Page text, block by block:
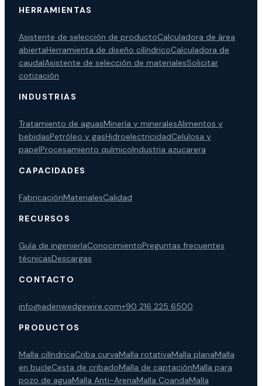
HERRAMIENTAS
Asistente de selección de productoCalculadora de área
abiertaHerramienta de diseño cilíndricoCalculadora de
caudalAsistente de selección de materialesSolicitar
cotización
INDUSTRIAS
Tratamiento de aguasMinería y mineralesAlimentos y
bebidasPetróleo y gasHidroelectricidadCelulosa y
papelProcesamiento químicoIndustria azucarera
CAPACIDADES
FabricaciónMaterialesCalidad
RECURSOS
Guía de ingenieríaConocimientoPreguntas frecuentes
técnicasDescargas
CONTACTO
info@adenwedgewire.com+90 216 225 6500
PRODUCTOS
Malla cilíndricaCriba curvaMalla rotativaMalla planaMalla
en bucleCesta de cribadoMalla de captaciónMalla para
pozo de aguaMalla Anti-ArenaMalla CoandaMalla